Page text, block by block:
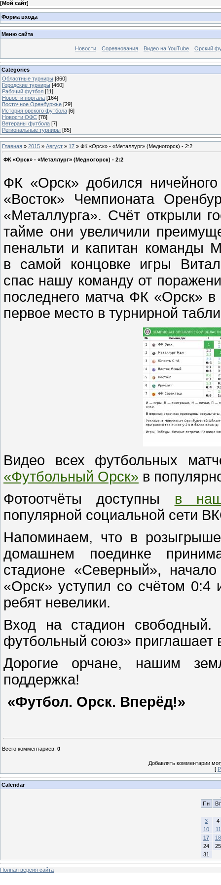
[Мой сайт]
Форма входа
Меню сайта
Новости Соревнования Видео на YouTube Орский
Categories
Областные турниры [860]
Городские турниры [460]
Рабочий футбол [11]
Новости портала [164]
Восточное Оренбуржье [29]
История орского футбола [6]
Новости ОФС [78]
Ветераны футбола [7]
Региональные турниры [85]
Главная » 2015 » Август » 17 » ФК «Орск» - «Металлург» (Медногорск) - 2:2
ФК «Орск» - «Металлург» (Медногорск) - 2:2
ФК «Орск» добился
«Восток» Чемпионата
«Металлурга». Счёт открыли
тайме они увеличили
пенальти и капитан команды
в самой концовке игры
спас нашу команду от
последнего матча ФК «Орск» в
первое место в турнирной
Видео всех футбольных
«Футбольный Орск» в
Фотоотчёты доступны в
популярной социальной сети
Напоминаем, что в
домашнем поединке
стадионе «Северный»,
«Орск» уступил со счётом
ребят невелики.
Вход на стадион свободный.
футбольный союз»
Дорогие орчане, нашим
поддержка!
«Футбол. Орск. Вперёд!»
Всего комментариев: 0
Добавлять комментарии
[
Calendar
Пн
Вт
3
4
10
11
17
18
24
25
31
Полная версия сайта